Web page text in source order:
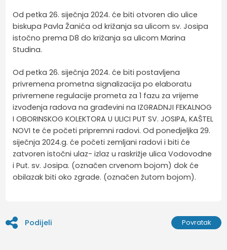
Od petka 26. siječnja 2024. će biti otvoren dio ulice
biskupa Pavla Žanića od križanja sa ulicom sv. Josipa
istočno prema D8 do križanja sa ulicom Marina
Studina.
Od petka 26. siječnja 2024. će biti postavljena
privremena prometna signalizacija po elaboratu
privremene regulacije prometa za 1 fazu za vrijeme
izvođenja radova na građevini na IZGRADNJI FEKALNOG
I OBORINSKOG KOLEKTORA U ULICI PUT SV. JOSIPA, KAŠTEL
NOVI te će početi pripremni radovi. Od ponedjeljka 29.
siječnja 2024.g. će početi zemljani radovi i biti će
zatvoren istočni ulaz- izlaz u raskrižje ulica Vodovodne
i Put. sv. Josipa. (označen crvenom bojom) dok će
obilazak biti oko zgrade. (označen žutom bojom).
Podijeli Povratak